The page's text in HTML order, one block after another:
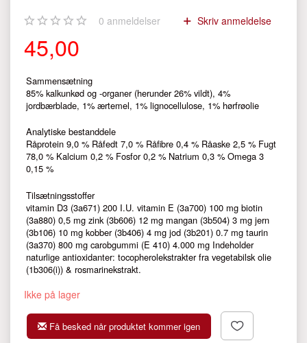
0 anmeldelser Skriv anmeldelse
45,00
Sammensætning
85% kalkunkød og -organer (herunder 26% vildt), 4%
jordbærblade, 1% ærtemel, 1% lignocellulose, 1% hørfrøolie
Analytiske bestanddele
Råprotein 9,0 % Råfedt 7,0 % Råfibre 0,4 % Råaske 2,5 % Fugt
78,0 % Kalcium 0,2 % Fosfor 0,2 % Natrium 0,3 % Omega 3
0,15 %
Tilsætningsstoffer
vitamin D3 (3a671) 200 I.U. vitamin E (3a700) 100 mg biotin
(3a880) 0,5 mg zink (3b606) 12 mg mangan (3b504) 3 mg jern
(3b106) 10 mg kobber (3b406) 4 mg jod (3b201) 0.7 mg taurin
(3a370) 800 mg carobgummi (E 410) 4.000 mg Indeholder
naturlige antioxidanter: tocopherolekstrakter fra vegetabilsk olie
(1b306(i)) & rosmarinekstrakt.
Ikke på lager
Få besked når produktet kommer igen